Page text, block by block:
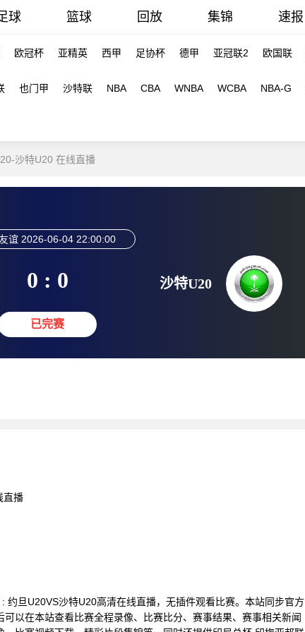
球 篮球 回放 集锦 速报
欧冠杯 亚精英 西甲 足协杯 德甲 亚冠联2 欧国联
也门甲 沙特联 NBA CBA WNBA WCBA NBA-G
沙特U20 在线直播
谊 2026-06-04 22:00:00
0 : 0
已完赛
沙特U20
直播
旦U20VS沙特U20高清在线直播，无插件观看比赛。本站同步官方
以在本站查看比赛全程录像、比赛比分、赛事结果、赛事相关新闻